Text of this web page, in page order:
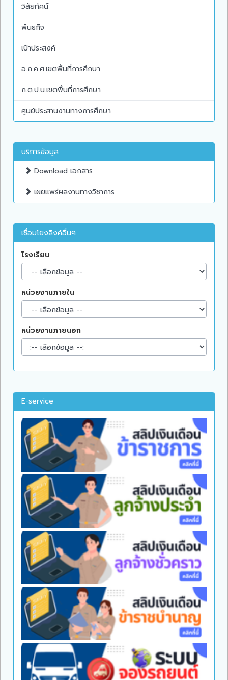
วิสัยทัศน์
พันธกิจ
เป้าประสงค์
อ.ก.ค.ศ.เขตพื้นที่การศึกษา
ก.ต.ป.น.เขตพื้นที่การศึกษา
ศูนย์ประสานงานทางการศึกษา
บริการข้อมูล
Download เอกสาร
เผยแพร่ผลงานทางวิชาการ
เชื่อมโยงลิงค์อื่นๆ
โรงเรียน
หน่วยงานภายใน
หน่วยงานภายนอก
E-service